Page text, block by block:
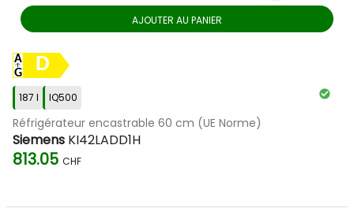
AJOUTER AU PANIER
D
187 l IQ500
Réfrigérateur encastrable 60 cm (UE Norme)
Siemens KI42LADD1H
813.05 CHF